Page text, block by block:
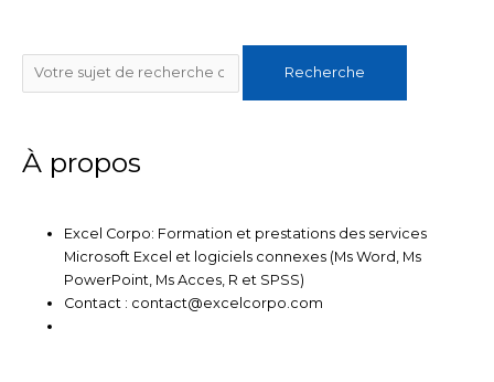
d
i
e
r
o
o
b
e
a
g
r
Rechercher
Recherche
À propos
Excel Corpo: Formation et prestations des services
Microsoft Excel et logiciels connexes (Ms Word, Ms
PowerPoint, Ms Acces, R et SPSS)
Contact : contact@excelcorpo.com